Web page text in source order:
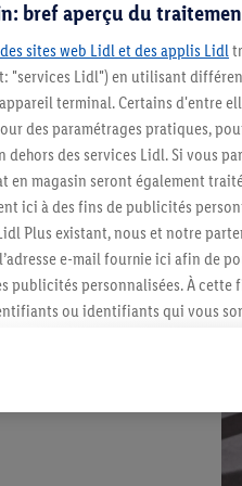
bref aperçu du
sites web Lidl et des applis Lidl
Lidl") en utilisant
terminal. Certains d'entre
des paramétrages pratiques,
dehors des services Lidl. Si vous
en magasin seront également
ici à des fins de publicités
Plus existant, nous et notre
e-mail fournie ici afin de
publicités personnalisées. À cette
ou identifiants qui vous
(par exemple en plaçant le
être affichées sur plusieurs
vous être attribués en
pouvez autoriser des finalités